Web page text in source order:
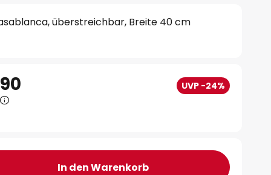
überstreichbar, Breite 40 cm
UVP -24%
In den Warenkorb